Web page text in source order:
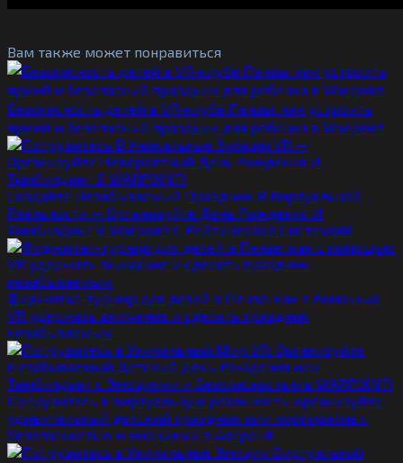
Вам также может понравиться
Безопасность детей в VR‑клубе Пензы: как устроить
яркий и безопасный праздник для ребенка в Warpoint
Создайте Незабываемый Праздник В Виртуальной
Реальности — Организуйте День Рождения И
Тимбилдинг В Warpoint С Рейтинговой Системой!
Фиджитал-турнир для детей в Пензе: как с помощью
VR удержать внимание и сделать праздник
незабываемым
Погрузитесь в виртуальную реальность: организуйте
удивительный детский праздник или корпоратив с
безопасностью и эмоциями в warpoint